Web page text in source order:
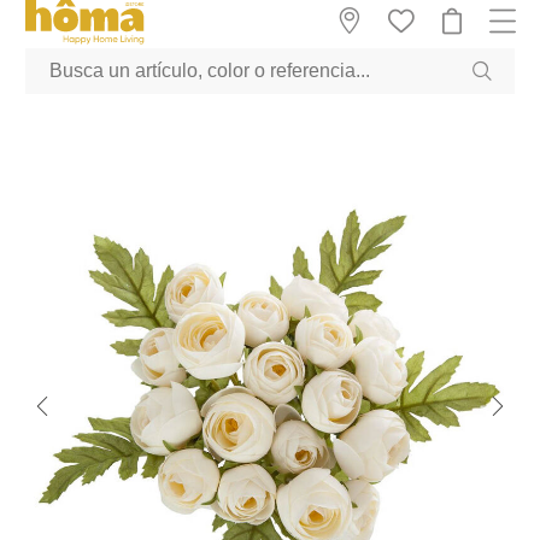
GTM-M23T38WX true